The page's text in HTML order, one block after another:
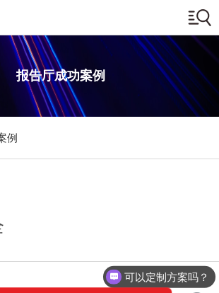
报告厅成功案例
例
可以定制方案吗？